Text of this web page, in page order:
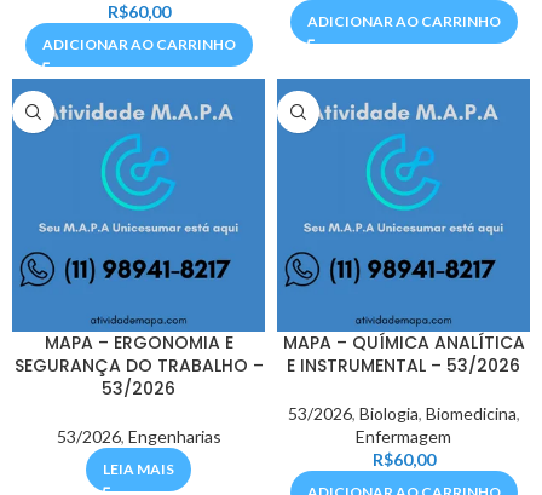
R$60,00
ADICIONAR AO CARRINHO
ADICIONAR AO CARRINHO
MAPA – ERGONOMIA E
SEGURANÇA DO TRABALHO –
53/2026
53/2026, Engenharias
LEIA MAIS
MAPA – QUÍMICA ANALÍTICA
E INSTRUMENTAL – 53/2026
53/2026, Biologia, Biomedicina,
Enfermagem
R$60,00